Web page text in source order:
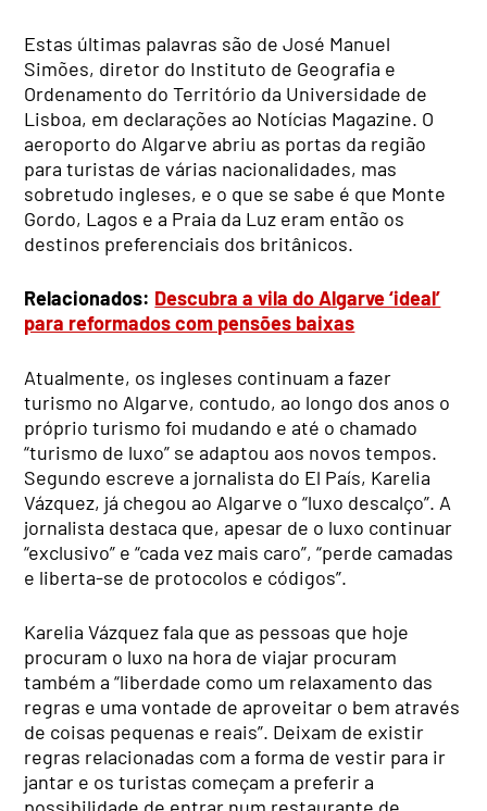
Estas últimas palavras são de José Manuel
Simões, diretor do Instituto de Geografia e
Ordenamento do Território da Universidade de
Lisboa, em declarações ao Notícias Magazine. O
aeroporto do Algarve abriu as portas da região
para turistas de várias nacionalidades, mas
sobretudo ingleses, e o que se sabe é que Monte
Gordo, Lagos e a Praia da Luz eram então os
destinos preferenciais dos britânicos.
Relacionados: Descubra a vila do Algarve ‘ideal’
para reformados com pensões baixas
Atualmente, os ingleses continuam a fazer
turismo no Algarve, contudo, ao longo dos anos o
próprio turismo foi mudando e até o chamado
“turismo de luxo” se adaptou aos novos tempos.
Segundo escreve a jornalista do El País, Karelia
Vázquez, já chegou ao Algarve o “luxo descalço”. A
jornalista destaca que, apesar de o luxo continuar
“exclusivo” e “cada vez mais caro”, “perde camadas
e liberta-se de protocolos e códigos”.
Karelia Vázquez fala que as pessoas que hoje
procuram o luxo na hora de viajar procuram
também a “liberdade como um relaxamento das
regras e uma vontade de aproveitar o bem através
de coisas pequenas e reais”. Deixam de existir
regras relacionadas com a forma de vestir para ir
jantar e os turistas começam a preferir a